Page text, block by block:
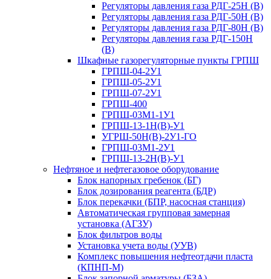
Регуляторы давления газа РДГ-25Н (В)
Регуляторы давления газа РДГ-50Н (В)
Регуляторы давления газа РДГ-80Н (В)
Регуляторы давления газа РДГ-150Н
(В)
Шкафные газорегуляторные пункты ГРПШ
ГРПШ-04-2У1
ГРПШ-05-2У1
ГРПШ-07-2У1
ГРПШ-400
ГРПШ-03М1-1У1
ГРПШ-13-1Н(В)-У1
УГРШ-50Н(В)-2У1-ГО
ГРПШ-03М1-2У1
ГРПШ-13-2Н(В)-У1
Нефтяное и нефтегазовое оборудование
Блок напорных гребенок (БГ)
Блок дозирования реагента (БДР)
Блок перекачки (БПР, насосная станция)
Автоматическая групповая замерная
установка (АГЗУ)
Блок фильтров воды
Установка учета воды (УУВ)
Комплекс повышения нефтеотдачи пласта
(КПНП-М)